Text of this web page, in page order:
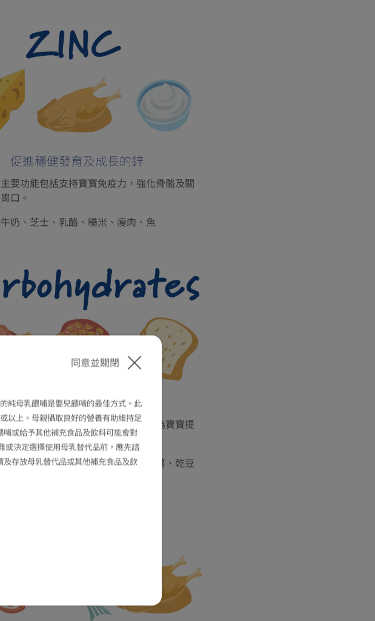
促進穩健發育及成長的鋅
要功能包括支持寶寶免疫力，強化骨骼及關
口。
牛奶、芝士、乳酪、糙米、瘦肉、魚
足每日能量所需的碳水化合物
合物是日常能量的優質來源。除了為寶寶提
能量外，它亦有助腦部健康發展
全穀物、粉麵類、根莖類如薯仔、蕃薯、乾豆
同意並關閉
純母乳餵哺是嬰兒餵哺的最佳方式。此
以上。母親攝取良好的營養有助維持足
或給予其他補充食品及飲料可能會對
或決定選擇使用母乳替代品前，應先諮
存放母乳替代品或其他補充食品及飲